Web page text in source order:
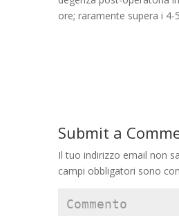
ore; raramente supera i 4-
Submit a
Il tuo indirizzo email non
campi obbligatori sono